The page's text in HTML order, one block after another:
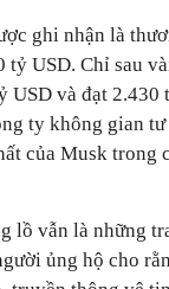
ghi nhận là
USD. Chỉ sau
và đạt
ty không gian
của Musk
lồ vẫn là những
ủng hộ cho